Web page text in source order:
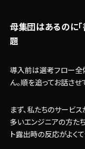
母集団はあるのに
題
導入前は選考フロー全
ん。順を追ってお話させ
まず、私たちのサービ
多いエンジニアの方た
ト露出時の反応がよく